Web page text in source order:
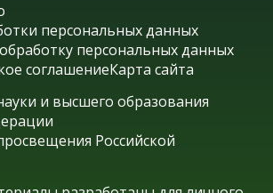
персональных данных
персональных данных
соглашениеКарта сайта
и высшего образования
Российской